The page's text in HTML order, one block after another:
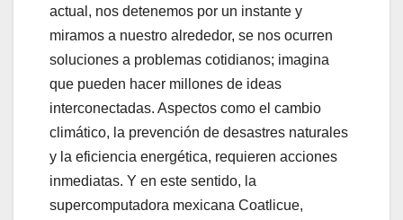
actual, nos detenemos por un instante y
miramos a nuestro alrededor, se nos ocurren
soluciones a problemas cotidianos; imagina
que pueden hacer millones de ideas
interconectadas. Aspectos como el cambio
climático, la prevención de desastres naturales
y la eficiencia energética, requieren acciones
inmediatas. Y en este sentido, la
supercomputadora mexicana Coatlicue,